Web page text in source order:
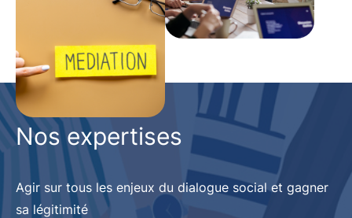
Nos expertises
Agir sur tous les enjeux du dialogue social et gagner
sa légitimité